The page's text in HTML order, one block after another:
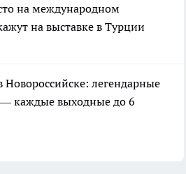
на международном
на выставке в Турции
легендарные
— каждые выходные до 6